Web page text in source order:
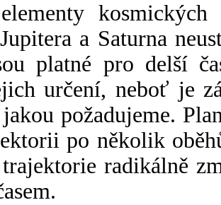
a Saturna
platné pro delší
určení, neboť je
požadujeme.
po několik
radikálně